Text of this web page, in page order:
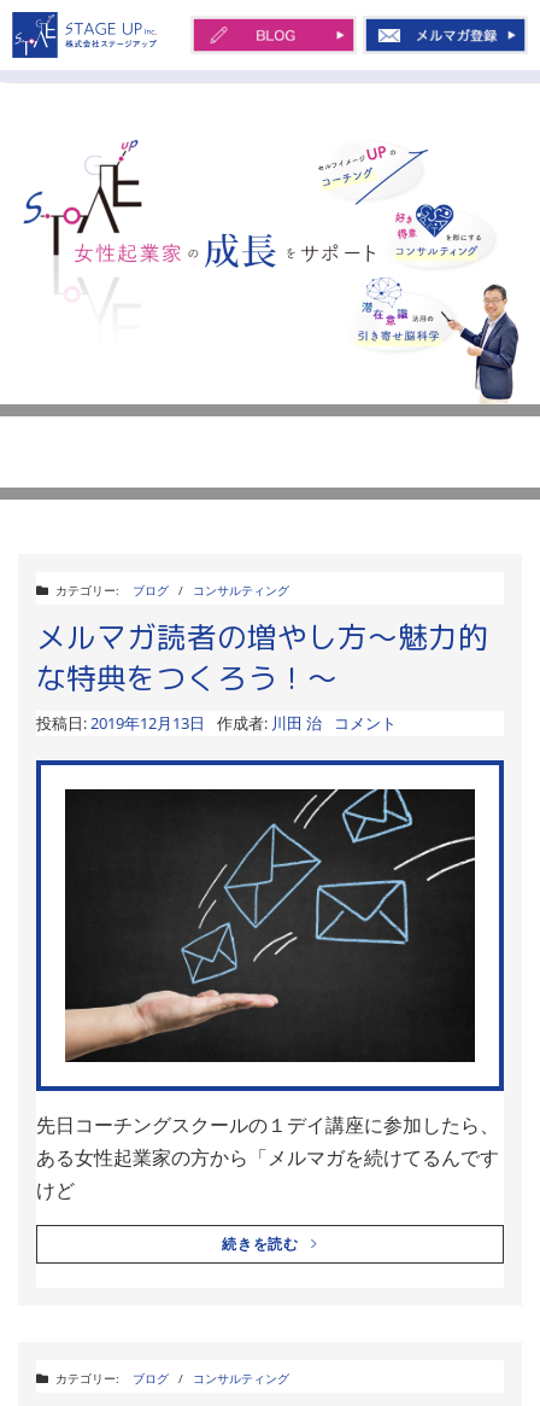
コ
ン
テ
女性起業家の起業から会社化を、セルフ
を形にするコンサルティング・潜在意識
カテゴリー: ブログ / コンサルティング
メルマガ読者の増やし方〜魅力的
な特典をつくろう！〜
投稿日:2019年12月13日 作成者: 川田 治 コメント
先日コーチングスクールの１デイ講座に参加したら、
ある女性起業家の方から「メルマガを続けてるんです
けど
続きを読む
カテゴリー: ブログ / コンサルティング